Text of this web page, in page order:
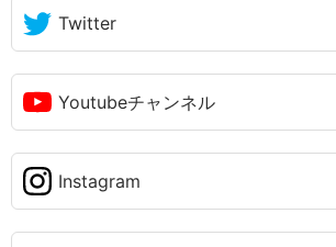
Twitter
Youtubeチャンネル
Instagram